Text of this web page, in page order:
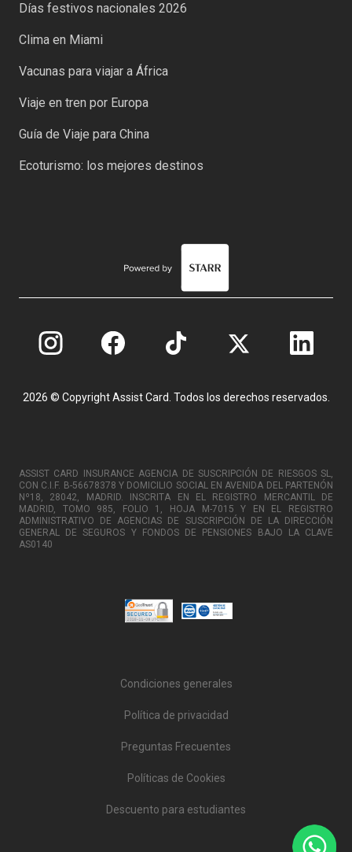
Días festivos nacionales 2026
Clima en Miami
Vacunas para viajar a África
Viaje en tren por Europa
Guía de Viaje para China
Ecoturismo: los mejores destinos
2026 © Copyright Assist Card. Todos los derechos reservados.
ASSIST CARD INSURANCE AGENCIA DE SUSCRIPCIÓN DE RIESGOS SL,
CON C.I.F. B-56678378 Y DOMICILIO SOCIAL EN AVENIDA DEL PARTENÓN
Nº18, 28042, MADRID. INSCRITA EN EL REGISTRO MERCANTIL DE
MADRID, TOMO 985, FOLIO 1, HOJA M-7015 Y EN EL REGISTRO
ADMINISTRATIVO DE AGENCIAS DE SUSCRIPCIÓN DE LA DIRECCIÓN
GENERAL DE SEGUROS Y FONDOS DE PENSIONES BAJO LA CLAVE
AS0140
Condiciones generales
Política de privacidad
Preguntas Frecuentes
Políticas de Cookies
Descuento para estudiantes